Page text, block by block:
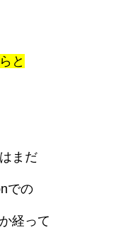
と
まだ
での
経って